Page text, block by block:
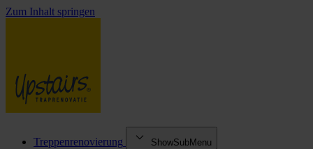
Zum Inhalt springen
Treppenrenovierung ShowSubMenu